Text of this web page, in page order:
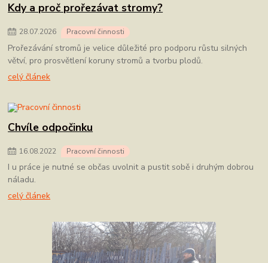
Kdy a proč prořezávat stromy?
28.07.2026 Pracovní činnosti
Prořezávání stromů je velice důležité pro podporu růstu silných
větví, pro prosvětlení koruny stromů a tvorbu plodů.
celý článek
Chvíle odpočinku
16.08.2022 Pracovní činnosti
I u práce je nutné se občas uvolnit a pustit sobě i druhým dobrou
náladu.
celý článek